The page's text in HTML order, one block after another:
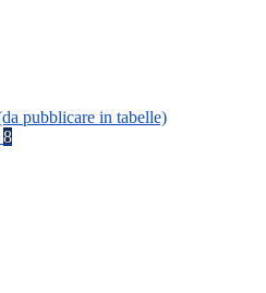
pubblicare in tabelle)
8